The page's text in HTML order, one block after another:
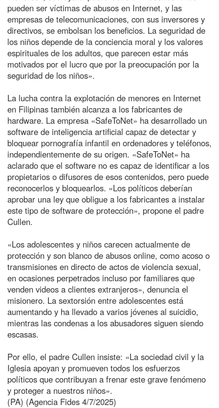
pueden ser víctimas de abusos en Internet, y las
empresas de telecomunicaciones, con sus inversores y
directivos, se embolsan los beneficios. La seguridad de
los niños depende de la conciencia moral y los valores
espirituales de los adultos, que parecen estar más
motivados por el lucro que por la preocupación por la
seguridad de los niños».
La lucha contra la explotación de menores en Internet
en Filipinas también alcanza a los fabricantes de
hardware. La empresa «SafeToNet» ha desarrollado un
software de inteligencia artificial capaz de detectar y
bloquear pornografía infantil en ordenadores y teléfonos,
independientemente de su origen. «SafeToNet» ha
aclarado que el software no es capaz de identificar a los
propietarios o difusores de esos contenidos, pero puede
reconocerlos y bloquearlos. «Los políticos deberían
aprobar una ley que obligue a los fabricantes a instalar
este tipo de software de protección», propone el padre
Cullen.
«Los adolescentes y niños carecen actualmente de
protección y son blanco de abusos online, como acoso o
transmisiones en directo de actos de violencia sexual,
en ocasiones perpetrados incluso por familiares que
venden videos a clientes extranjeros», denuncia el
misionero. La sextorsión entre adolescentes está
aumentando y ha llevado a varios jóvenes al suicidio,
mientras las condenas a los abusadores siguen siendo
escasas.
Por ello, el padre Cullen insiste: «La sociedad civil y la
Iglesia apoyan y promueven todos los esfuerzos
políticos que contribuyan a frenar este grave fenómeno
y proteger a nuestros niños».
(PA) (Agencia Fides 4/7/2025)